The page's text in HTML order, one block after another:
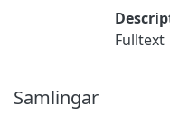
Fulltext
Samlingar